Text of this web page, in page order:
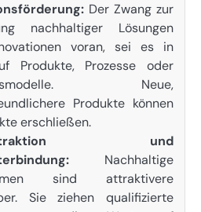
Der Zwang zur
nachhaltiger Lösungen
voran, sei es in
Produkte, Prozesse oder
Neue,
Produkte können
erschließen.
und
Nachhaltige
sind attraktivere
Sie ziehen qualifizierte